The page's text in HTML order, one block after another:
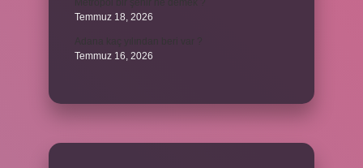
Temmuz 18, 2026
Temmuz 16, 2026